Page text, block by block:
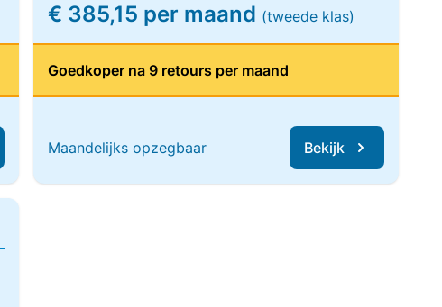
€ 385,15 per maand (tweede klas)
Goedkoper na 9 retours per maand
Maandelijks opzegbaar Bekijk